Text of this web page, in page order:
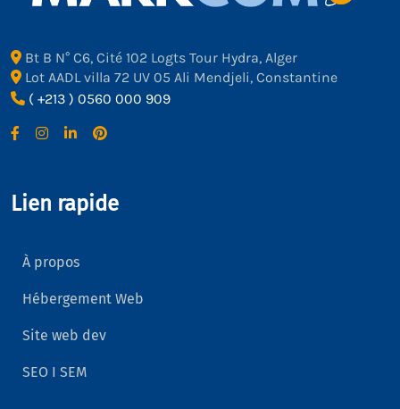
Bt B N° C6, Cité 102 Logts Tour Hydra, Alger
Lot AADL villa 72 UV 05 Ali Mendjeli, Constantine
( +213 ) 0560 000 909
Lien rapide
À propos
Hébergement Web
Site web dev
SEO I SEM